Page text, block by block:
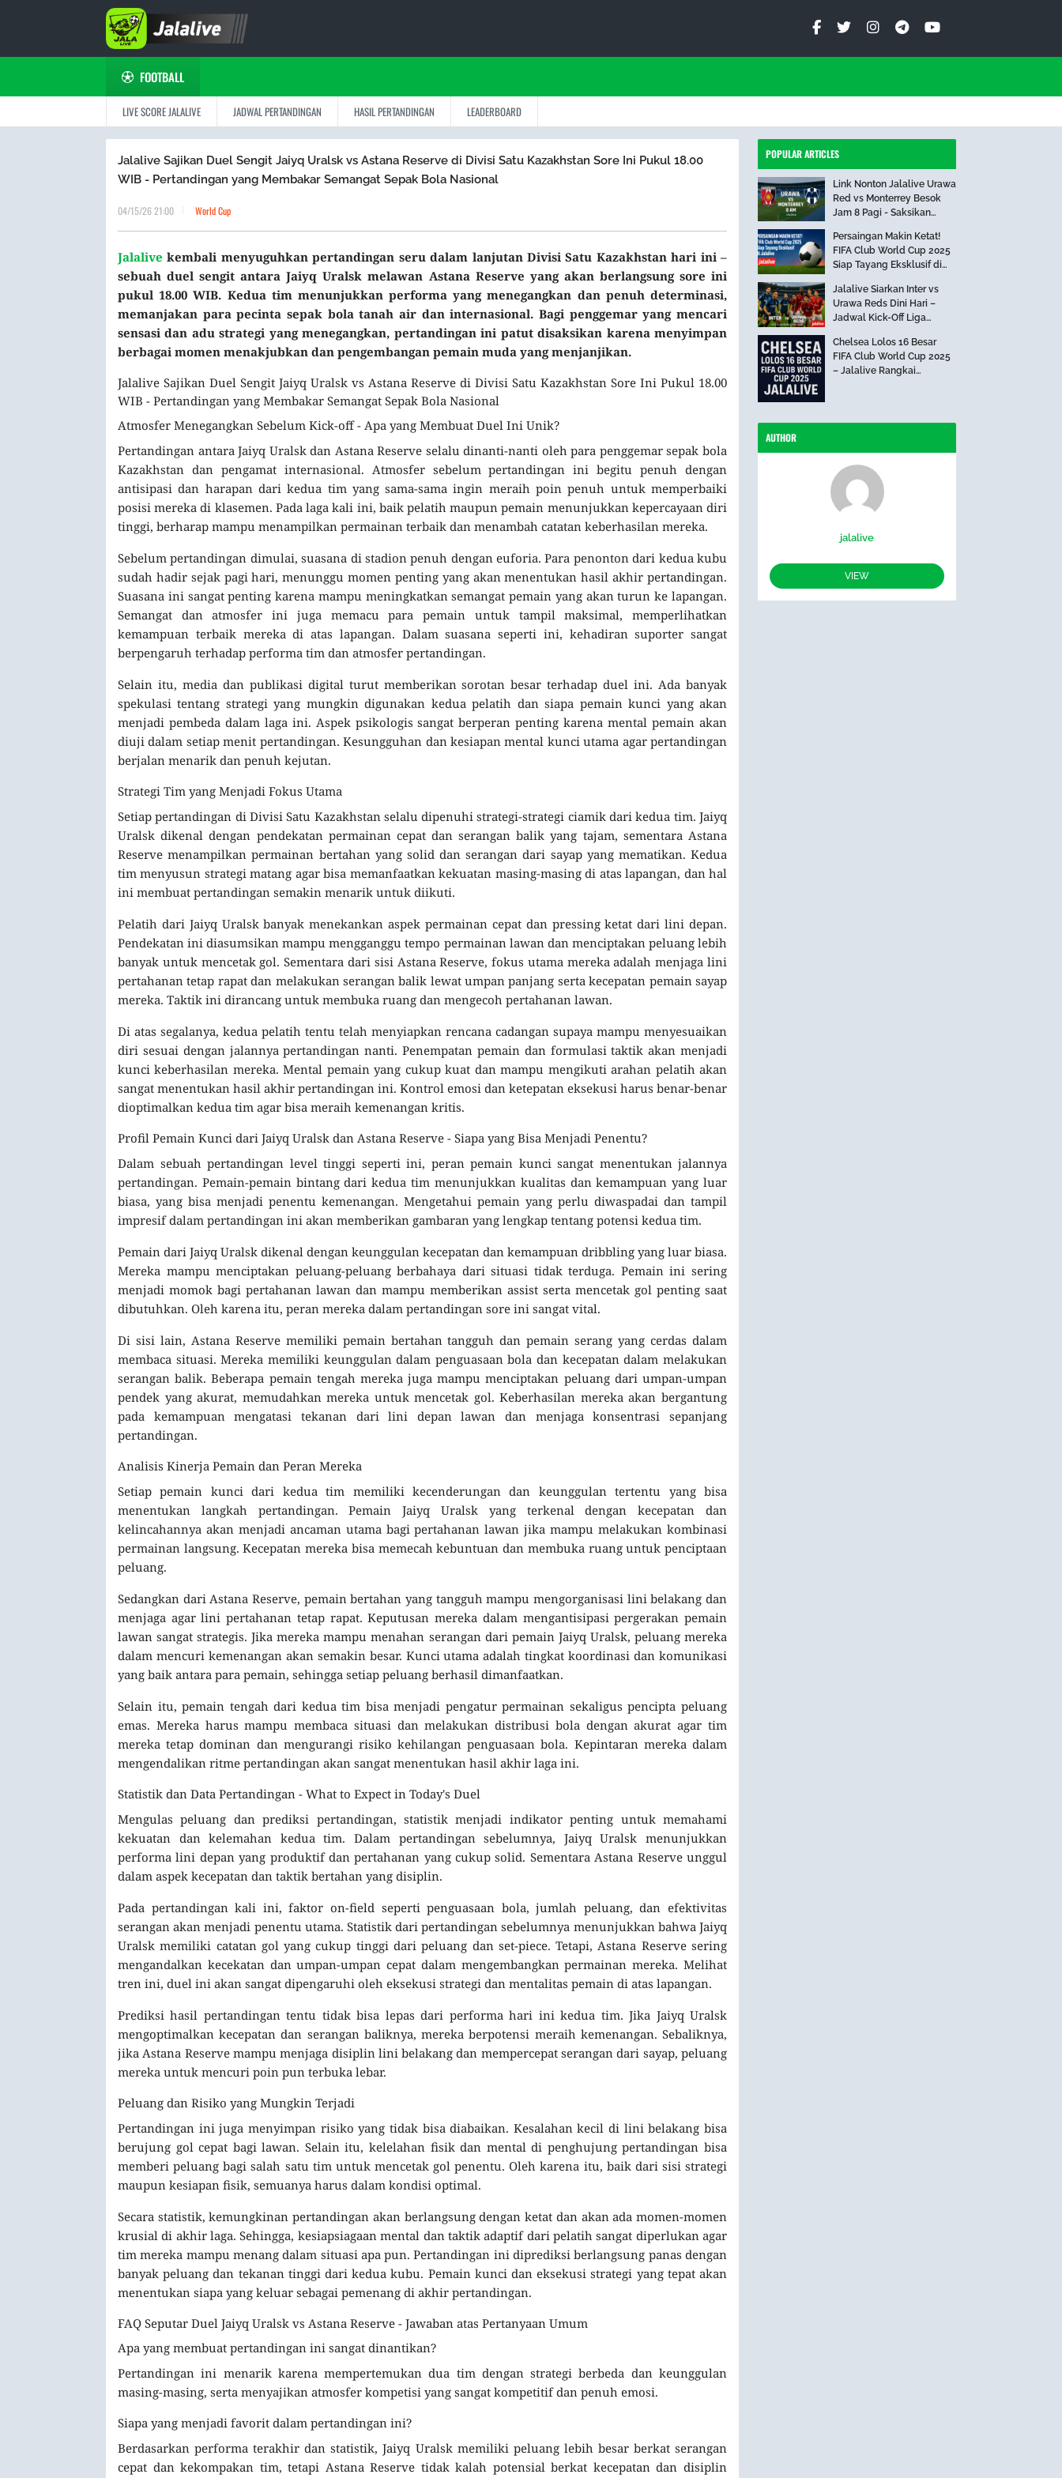
FOOTBALL
LIVE SCORE JALALIVE JADWAL PERTANDINGAN HASIL PERTANDINGAN LEADERBOARD
Jalalive Sajikan Duel Sengit Jaiyq Uralsk vs Astana Reserve di Divisi Satu Kazakhstan Sore Ini Pukul 18.00
WIB - Pertandingan yang Membakar Semangat Sepak Bola Nasional
04/15/26 21:00 World Cup
Jalalivekembali menyuguhkan pertandingan seru dalam lanjutan Divisi Satu Kazakhstan hari ini –
sebuah duel sengit antara Jaiyq Uralsk melawan Astana Reserve yang akan berlangsung sore ini
pukul 18.00 WIB. Kedua tim menunjukkan performa yang menegangkan dan penuh determinasi,
memanjakan para pecinta sepak bola tanah air dan internasional. Bagi penggemar yang mencari
sensasi dan adu strategi yang menegangkan, pertandingan ini patut disaksikan karena menyimpan
berbagai momen menakjubkan dan pengembangan pemain muda yang menjanjikan.
Jalalive Sajikan Duel Sengit Jaiyq Uralsk vs Astana Reserve di Divisi Satu Kazakhstan Sore Ini Pukul 18.00
WIB - Pertandingan yang Membakar Semangat Sepak Bola Nasional
Atmosfer Menegangkan Sebelum Kick-off - Apa yang Membuat Duel Ini Unik?
Pertandingan antara Jaiyq Uralsk dan Astana Reserve selalu dinanti-nanti oleh para penggemar sepak bola
Kazakhstan dan pengamat internasional. Atmosfer sebelum pertandingan ini begitu penuh dengan
antisipasi dan harapan dari kedua tim yang sama-sama ingin meraih poin penuh untuk memperbaiki
posisi mereka di klasemen. Pada laga kali ini, baik pelatih maupun pemain menunjukkan kepercayaan diri
tinggi, berharap mampu menampilkan permainan terbaik dan menambah catatan keberhasilan mereka.
Sebelum pertandingan dimulai, suasana di stadion penuh dengan euforia. Para penonton dari kedua kubu
sudah hadir sejak pagi hari, menunggu momen penting yang akan menentukan hasil akhir pertandingan.
Suasana ini sangat penting karena mampu meningkatkan semangat pemain yang akan turun ke lapangan.
Semangat dan atmosfer ini juga memacu para pemain untuk tampil maksimal, memperlihatkan
kemampuan terbaik mereka di atas lapangan. Dalam suasana seperti ini, kehadiran suporter sangat
berpengaruh terhadap performa tim dan atmosfer pertandingan.
Selain itu, media dan publikasi digital turut memberikan sorotan besar terhadap duel ini. Ada banyak
spekulasi tentang strategi yang mungkin digunakan kedua pelatih dan siapa pemain kunci yang akan
menjadi pembeda dalam laga ini. Aspek psikologis sangat berperan penting karena mental pemain akan
diuji dalam setiap menit pertandingan. Kesungguhan dan kesiapan mental kunci utama agar pertandingan
berjalan menarik dan penuh kejutan.
Strategi Tim yang Menjadi Fokus Utama
Setiap pertandingan di Divisi Satu Kazakhstan selalu dipenuhi strategi-strategi ciamik dari kedua tim. Jaiyq
Uralsk dikenal dengan pendekatan permainan cepat dan serangan balik yang tajam, sementara Astana
Reserve menampilkan permainan bertahan yang solid dan serangan dari sayap yang mematikan. Kedua
tim menyusun strategi matang agar bisa memanfaatkan kekuatan masing-masing di atas lapangan, dan hal
ini membuat pertandingan semakin menarik untuk diikuti.
Pelatih dari Jaiyq Uralsk banyak menekankan aspek permainan cepat dan pressing ketat dari lini depan.
Pendekatan ini diasumsikan mampu mengganggu tempo permainan lawan dan menciptakan peluang lebih
banyak untuk mencetak gol. Sementara dari sisi Astana Reserve, fokus utama mereka adalah menjaga lini
pertahanan tetap rapat dan melakukan serangan balik lewat umpan panjang serta kecepatan pemain sayap
mereka. Taktik ini dirancang untuk membuka ruang dan mengecoh pertahanan lawan.
Di atas segalanya, kedua pelatih tentu telah menyiapkan rencana cadangan supaya mampu menyesuaikan
diri sesuai dengan jalannya pertandingan nanti. Penempatan pemain dan formulasi taktik akan menjadi
kunci keberhasilan mereka. Mental pemain yang cukup kuat dan mampu mengikuti arahan pelatih akan
sangat menentukan hasil akhir pertandingan ini. Kontrol emosi dan ketepatan eksekusi harus benar-benar
dioptimalkan kedua tim agar bisa meraih kemenangan kritis.
Profil Pemain Kunci dari Jaiyq Uralsk dan Astana Reserve - Siapa yang Bisa Menjadi Penentu?
Dalam sebuah pertandingan level tinggi seperti ini, peran pemain kunci sangat menentukan jalannya
pertandingan. Pemain-pemain bintang dari kedua tim menunjukkan kualitas dan kemampuan yang luar
biasa, yang bisa menjadi penentu kemenangan. Mengetahui pemain yang perlu diwaspadai dan tampil
impresif dalam pertandingan ini akan memberikan gambaran yang lengkap tentang potensi kedua tim.
Pemain dari Jaiyq Uralsk dikenal dengan keunggulan kecepatan dan kemampuan dribbling yang luar biasa.
Mereka mampu menciptakan peluang-peluang berbahaya dari situasi tidak terduga. Pemain ini sering
menjadi momok bagi pertahanan lawan dan mampu memberikan assist serta mencetak gol penting saat
dibutuhkan. Oleh karena itu, peran mereka dalam pertandingan sore ini sangat vital.
Di sisi lain, Astana Reserve memiliki pemain bertahan tangguh dan pemain serang yang cerdas dalam
membaca situasi. Mereka memiliki keunggulan dalam penguasaan bola dan kecepatan dalam melakukan
serangan balik. Beberapa pemain tengah mereka juga mampu menciptakan peluang dari umpan-umpan
pendek yang akurat, memudahkan mereka untuk mencetak gol. Keberhasilan mereka akan bergantung
pada kemampuan mengatasi tekanan dari lini depan lawan dan menjaga konsentrasi sepanjang
pertandingan.
Analisis Kinerja Pemain dan Peran Mereka
Setiap pemain kunci dari kedua tim memiliki kecenderungan dan keunggulan tertentu yang bisa
menentukan langkah pertandingan. Pemain Jaiyq Uralsk yang terkenal dengan kecepatan dan
kelincahannya akan menjadi ancaman utama bagi pertahanan lawan jika mampu melakukan kombinasi
permainan langsung. Kecepatan mereka bisa memecah kebuntuan dan membuka ruang untuk penciptaan
peluang.
Sedangkan dari Astana Reserve, pemain bertahan yang tangguh mampu mengorganisasi lini belakang dan
menjaga agar lini pertahanan tetap rapat. Keputusan mereka dalam mengantisipasi pergerakan pemain
lawan sangat strategis. Jika mereka mampu menahan serangan dari pemain Jaiyq Uralsk, peluang mereka
dalam mencuri kemenangan akan semakin besar. Kunci utama adalah tingkat koordinasi dan komunikasi
yang baik antara para pemain, sehingga setiap peluang berhasil dimanfaatkan.
Selain itu, pemain tengah dari kedua tim bisa menjadi pengatur permainan sekaligus pencipta peluang
emas. Mereka harus mampu membaca situasi dan melakukan distribusi bola dengan akurat agar tim
mereka tetap dominan dan mengurangi risiko kehilangan penguasaan bola. Kepintaran mereka dalam
mengendalikan ritme pertandingan akan sangat menentukan hasil akhir laga ini.
Statistik dan Data Pertandingan - What to Expect in Today's Duel
Mengulas peluang dan prediksi pertandingan, statistik menjadi indikator penting untuk memahami
kekuatan dan kelemahan kedua tim. Dalam pertandingan sebelumnya, Jaiyq Uralsk menunjukkan
performa lini depan yang produktif dan pertahanan yang cukup solid. Sementara Astana Reserve unggul
dalam aspek kecepatan dan taktik bertahan yang disiplin.
Pada pertandingan kali ini, faktor on-field seperti penguasaan bola, jumlah peluang, dan efektivitas
serangan akan menjadi penentu utama. Statistik dari pertandingan sebelumnya menunjukkan bahwa Jaiyq
Uralsk memiliki catatan gol yang cukup tinggi dari peluang dan set-piece. Tetapi, Astana Reserve sering
mengandalkan kecekatan dan umpan-umpan cepat dalam mengembangkan permainan mereka. Melihat
tren ini, duel ini akan sangat dipengaruhi oleh eksekusi strategi dan mentalitas pemain di atas lapangan.
Prediksi hasil pertandingan tentu tidak bisa lepas dari performa hari ini kedua tim. Jika Jaiyq Uralsk
mengoptimalkan kecepatan dan serangan baliknya, mereka berpotensi meraih kemenangan. Sebaliknya,
jika Astana Reserve mampu menjaga disiplin lini belakang dan mempercepat serangan dari sayap, peluang
mereka untuk mencuri poin pun terbuka lebar.
Peluang dan Risiko yang Mungkin Terjadi
Pertandingan ini juga menyimpan risiko yang tidak bisa diabaikan. Kesalahan kecil di lini belakang bisa
berujung gol cepat bagi lawan. Selain itu, kelelahan fisik dan mental di penghujung pertandingan bisa
memberi peluang bagi salah satu tim untuk mencetak gol penentu. Oleh karena itu, baik dari sisi strategi
maupun kesiapan fisik, semuanya harus dalam kondisi optimal.
Secara statistik, kemungkinan pertandingan akan berlangsung dengan ketat dan akan ada momen-momen
krusial di akhir laga. Sehingga, kesiapsiagaan mental dan taktik adaptif dari pelatih sangat diperlukan agar
tim mereka mampu menang dalam situasi apa pun. Pertandingan ini diprediksi berlangsung panas dengan
banyak peluang dan tekanan tinggi dari kedua kubu. Pemain kunci dan eksekusi strategi yang tepat akan
menentukan siapa yang keluar sebagai pemenang di akhir pertandingan.
FAQ Seputar Duel Jaiyq Uralsk vs Astana Reserve - Jawaban atas Pertanyaan Umum
Apa yang membuat pertandingan ini sangat dinantikan?
Pertandingan ini menarik karena mempertemukan dua tim dengan strategi berbeda dan keunggulan
masing-masing, serta menyajikan atmosfer kompetisi yang sangat kompetitif dan penuh emosi.
Siapa yang menjadi favorit dalam pertandingan ini?
Berdasarkan performa terakhir dan statistik, Jaiyq Uralsk memiliki peluang lebih besar berkat serangan
cepat dan kekompakan tim, tetapi Astana Reserve tidak kalah potensial berkat kecepatan dan disiplin
POPULAR ARTICLES
Link Nonton Jalalive Urawa
Red vs Monterrey Besok
Jam 8 Pagi - Saksikan
Persaingan Makin Ketat!
FIFA Club World Cup 2025
Siap Tayang Eksklusif di
Jalalive Siarkan Inter vs
Urawa Reds Dini Hari –
Jadwal Kick-Off Liga
Chelsea Lolos 16 Besar
FIFA Club World Cup 2025
– Jalalive Rangkai
AUTHOR
jalalive
VIEW